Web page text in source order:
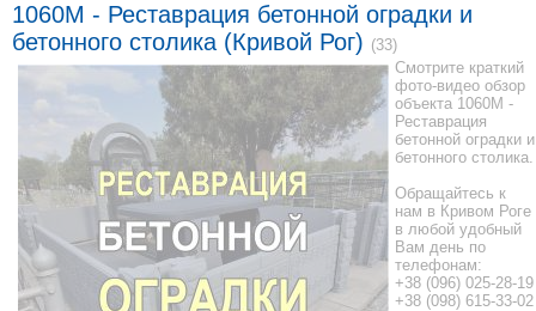
1060M - Реставрация бетонной оградки и
бетонного столика (Кривой Рог) (33)
Смотрите краткий
фото-видео обзор
объекта 1060M -
Реставрация
бетонной оградки и
бетонного столика.
Обращайтесь к
нам в Кривом Роге
в любой удобный
Вам день по
телефонам:
+38 (096) 025-28-19
+38 (098) 615-33-02